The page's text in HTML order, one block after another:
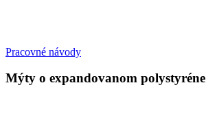
Pracovné návody
Mýty o expandovanom polystyréne